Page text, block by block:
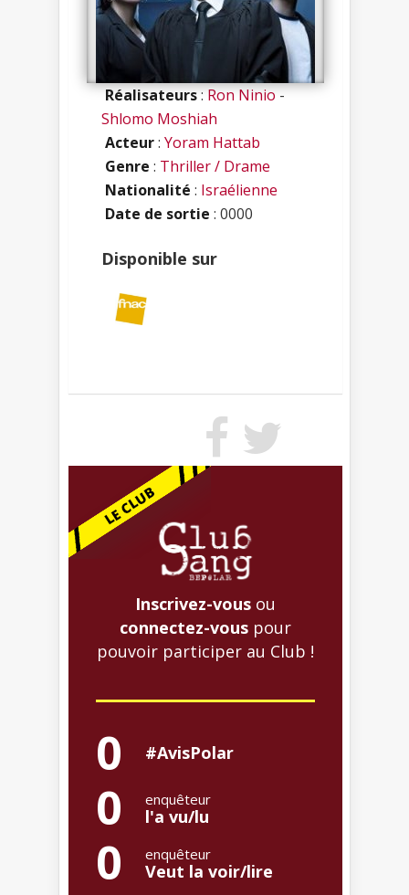
Réalisateurs:Ron Ninio-
Shlomo Moshiah
Acteur: Yoram Hattab
Genre : Thriller / Drame
Nationalité : Israélienne
Date de sortie : 0000
Disponible sur
Inscrivez-vous ou
connectez-vous pour
pouvoir participer au Club !
0 #AvisPolar
0 enquêteur
l'a vu/lu
0 enquêteur
Veut la voir/lire